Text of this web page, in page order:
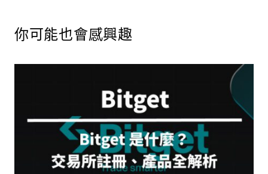
你可能也會感興趣